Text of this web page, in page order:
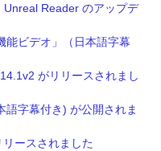
Reader のアップデ
能ビデオ」（日本語字幕
がリリースされまし
語字幕付き) が公開されま
ースされました